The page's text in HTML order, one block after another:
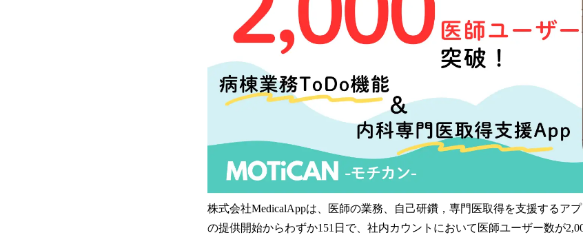
み
で
株式会社MedicalAppは、医師の業務、自己研鑽，専門医取得を支援するア
の提供開始からわずか151日で、社内カウントにおいて医師ユーザー数が